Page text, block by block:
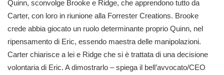
Quinn, sconvolge Brooke e Ridge, che apprendono tutto da
Carter, con loro in riunione alla Forrester Creations. Brooke
crede abbia giocato un ruolo determinante proprio Quinn, nel
ripensamento di Eric, essendo maestra delle manipolazioni.
Carter chiarisce a lei e Ridge che si è trattata di una decisione
volontaria di Eric. A dimostrarlo – spiega il bell’avvocato/CEO